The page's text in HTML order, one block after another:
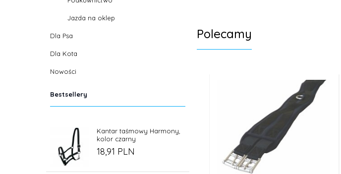
Jazda na oklep
Dla Psa
Dla Kota
Nowości
Bestsellery
Kantar taśmowy Harmony,
kolor czarny
18,91 PLN
Polecamy